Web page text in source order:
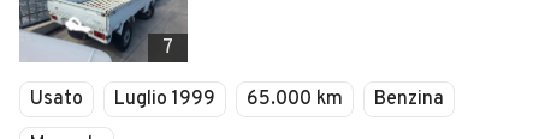
7
Usato Luglio 1999 65.000 km
Benzina